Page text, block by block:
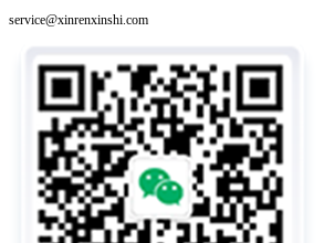
service@xinrenxinshi.com